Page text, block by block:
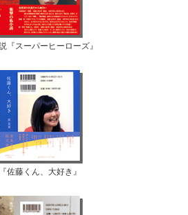
『スーパーヒーローズ』
佐藤くん、大好き』